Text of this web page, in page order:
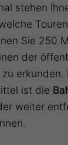
stehen
Sie 250
der
erkunden.
ist die
weiter